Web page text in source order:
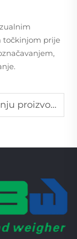
točkinjom prije
proizvoda